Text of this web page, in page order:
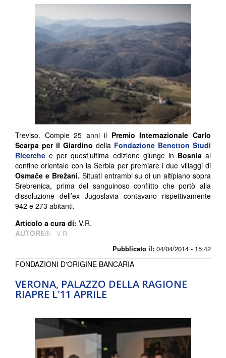
Pubblicato il: 04/04/2014 - 15:42
Treviso. Compie 25 anni il Premio Internazionale Carlo
Scarpa per il Giardino della Fondazione Benetton Studi
Ricerche e per quest’ultima edizione giunge in Bosniaal
confine orientale con la Serbia per premiare i due villaggi di
Osmače e Brežani. Situati entrambi su di un altipiano sopra
Srebrenica, prima del sanguinoso conflitto che portò alla
dissoluzione dell’ex Jugoslavia contavano rispettivamente
942 e 273 abitanti.
Articolo a cura di: V.R.
AUTORE/I: V.R.
VERONA, PALAZZO DELLA RAGIONE
RIAPRE L'11 APRILE
FONDAZIONI D'ORIGINE BANCARIA